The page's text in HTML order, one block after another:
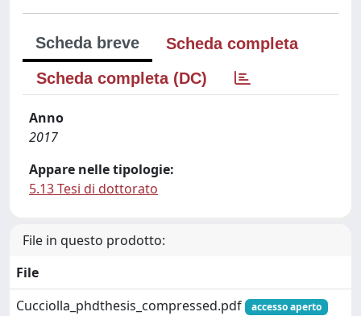
Scheda breve
Scheda completa
Scheda completa (DC)
Anno
2017
Appare nelle tipologie:
5.13 Tesi di dottorato
File in questo prodotto:
File
Cucciolla_phdthesis_compressed.pdf
accesso aperto